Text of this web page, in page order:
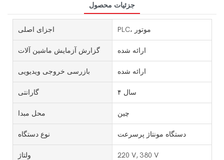
جزئیات محصول
اجزای اصلی PLC، موتور
گزارش آزمایش ماشین آلات ارائه شده
بازرسی خروجی ویدیویی ارائه شده
گارانتی ۴ سال
محل مبدا چین
نوع دستگاه دستگاه مونتاژ پرسرعت
ولتاژ 220 V, 380 V